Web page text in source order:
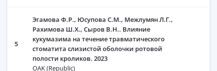
5
Эгамова Ф.Р., Юсупова С.М., Межлумян Л.Г.,
Рахимова Ш.Х., Сыров В.Н.. Влияние
кукумазима на течение травматического
стоматита слизистой оболочки ротовой
полости кроликов. 2023
OAK (Republic)